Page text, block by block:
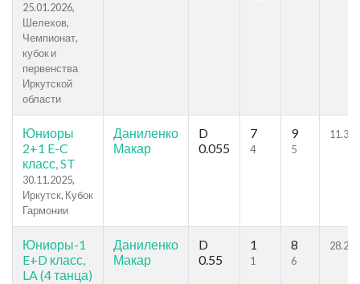
25.01.2026,
Шелехов,
Чемпионат,
кубок и
первенства
Иркутской
области
Юниоры
2+1 E-C
класс, ST
30.11.2025,
Иркутск, Кубок
Гармонии
Даниленко
Макар
D
0.055
7
4
9
5
11.34
Юниоры-1
E+D класс,
LA (4 танца)
Даниленко
Макар
D
0.55
1
1
8
6
28.28